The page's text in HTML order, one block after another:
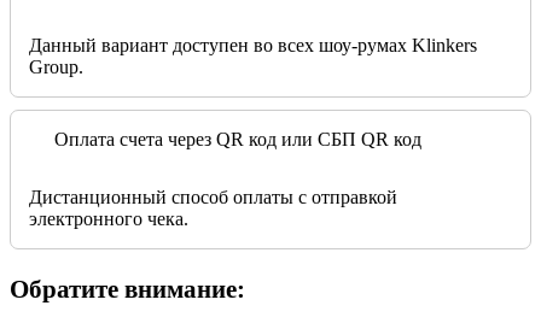
Данный вариант доступен во всех шоу-румах Klinkers
Group.
Оплата счета через QR код или СБП QR код
Дистанционный способ оплаты с отправкой
электронного чека.
Обратите внимание: